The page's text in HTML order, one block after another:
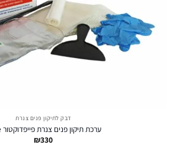
דבק לתיקון פנים צנרת
ערכת תיקון פנים צנרת פייפדוקטור Pipe
₪330